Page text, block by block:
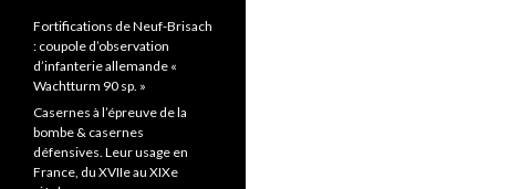
Fortifications de Neuf-Brisach
: coupole d’observation
d’infanterie allemande «
Wachtturm 90 sp. »
Casernes à l’épreuve de la
bombe & casernes
défensives. Leur usage en
France, du XVIIe au XIXe